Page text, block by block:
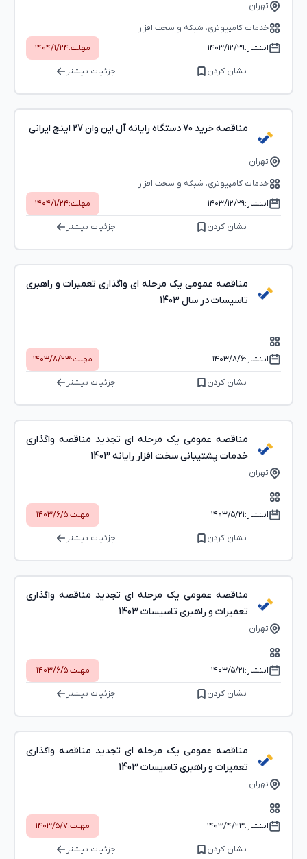
تهران
خدمات کامپیوتری، شبکه و سخت ‌افزار
انتشار:۱۴۰۳/۱۲/۲۹ مهلت:۱۴۰۴/۱/۲۴
نشان کردن جزئیات بیشتر
مناقصه خرید 70 دستگاه رایانه آل این وان 27 اینچ ایرانی
تهران
خدمات کامپیوتری، شبکه و سخت ‌افزار
انتشار:۱۴۰۳/۱۲/۲۹ مهلت:۱۴۰۴/۱/۲۴
نشان کردن جزئیات بیشتر
مناقصه عمومی یک مرحله ای واگذاری تعمیرات و راهبری
تاسیسات در سال 1403
انتشار:۱۴۰۳/۸/۶ مهلت:۱۴۰۳/۸/۲۳
نشان کردن جزئیات بیشتر
مناقصه عمومی یک مرحله ای تجدید مناقصه واﮔﺬاری
ﺧﺪﻣﺎت ﭘﺸﺘﯿﺒﺎﻧﯽ ﺳﺨﺖ اﻓﺰار راﯾﺎﻧﻪ 1403
تهران
انتشار:۱۴۰۳/۵/۲۱ مهلت:۱۴۰۳/۶/۵
نشان کردن جزئیات بیشتر
مناقصه عمومی یک مرحله ای تجدید مناقصه واگذاری
تعمیرات و راهبری تاسیسات 1403
تهران
انتشار:۱۴۰۳/۵/۲۱ مهلت:۱۴۰۳/۶/۵
نشان کردن جزئیات بیشتر
مناقصه عمومی یک مرحله ای تجدید مناقصه واگذاری
تعمیرات و راهبری تاسیسات 1403
تهران
انتشار:۱۴۰۳/۴/۲۳ مهلت:۱۴۰۳/۵/۷
نشان کردن جزئیات بیشتر